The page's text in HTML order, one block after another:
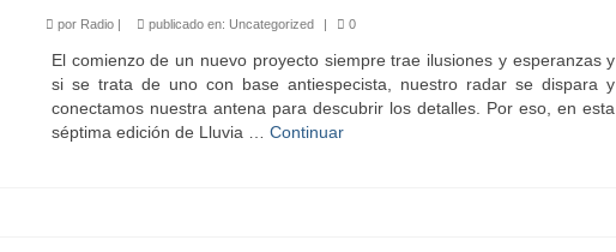
por Radio| publicado en: Uncategorized | 0
El comienzo de un nuevo proyecto siempre trae ilusiones y esperanzas y
si se trata de uno con base antiespecista, nuestro radar se dispara y
conectamos nuestra antena para descubrir los detalles. Por eso, en esta
séptima edición de Lluvia … Continuar